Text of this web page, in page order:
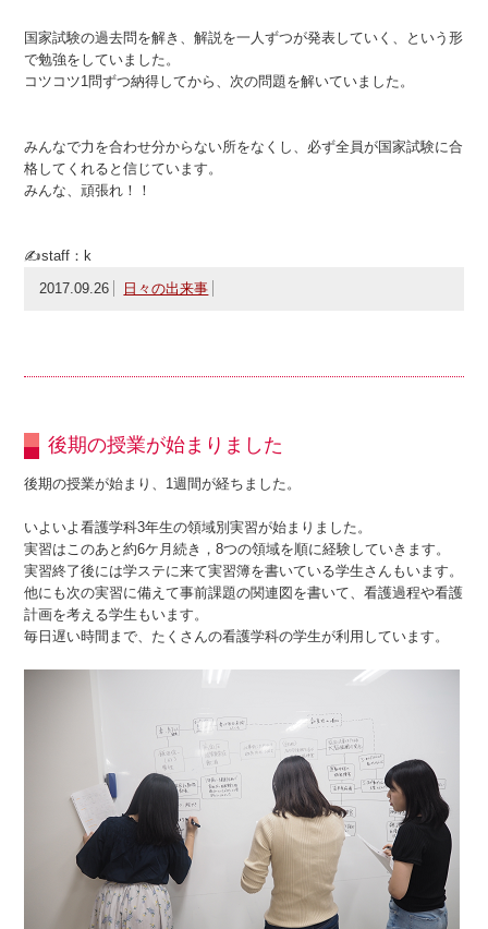
国家試験の過去問を解き、解説を一人ずつが発表していく、という形
で勉強をしていました。
コツコツ1問ずつ納得してから、次の問題を解いていました。
みんなで力を合わせ分からない所をなくし、必ず全員が国家試験に合
格してくれると信じています。
みんな、頑張れ！！
✍staff：k
2017.09.26
日々の出来事
後期の授業が始まりました
後期の授業が始まり、1週間が経ちました。
いよいよ看護学科3年生の領域別実習が始まりました。
実習はこのあと約6ケ月続き，8つの領域を順に経験していきます。
実習終了後には学ステに来て実習簿を書いている学生さんもいます。
他にも次の実習に備えて事前課題の関連図を書いて、看護過程や看護
計画を考える学生もいます。
毎日遅い時間まで、たくさんの看護学科の学生が利用しています。